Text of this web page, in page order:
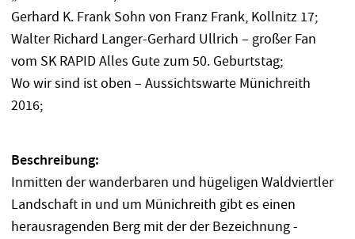
Gerhard K. Frank Sohn von Franz Frank, Kollnitz 17;
Walter Richard Langer-Gerhard Ullrich – großer Fan
vom SK RAPID Alles Gute zum 50. Geburtstag;
Wo wir sind ist oben – Aussichtswarte Münichreith
2016;
Beschreibung:
Inmitten der wanderbaren und hügeligen Waldviertler
Landschaft in und um Münichreith gibt es einen
herausragenden Berg mit der der Bezeichnung -